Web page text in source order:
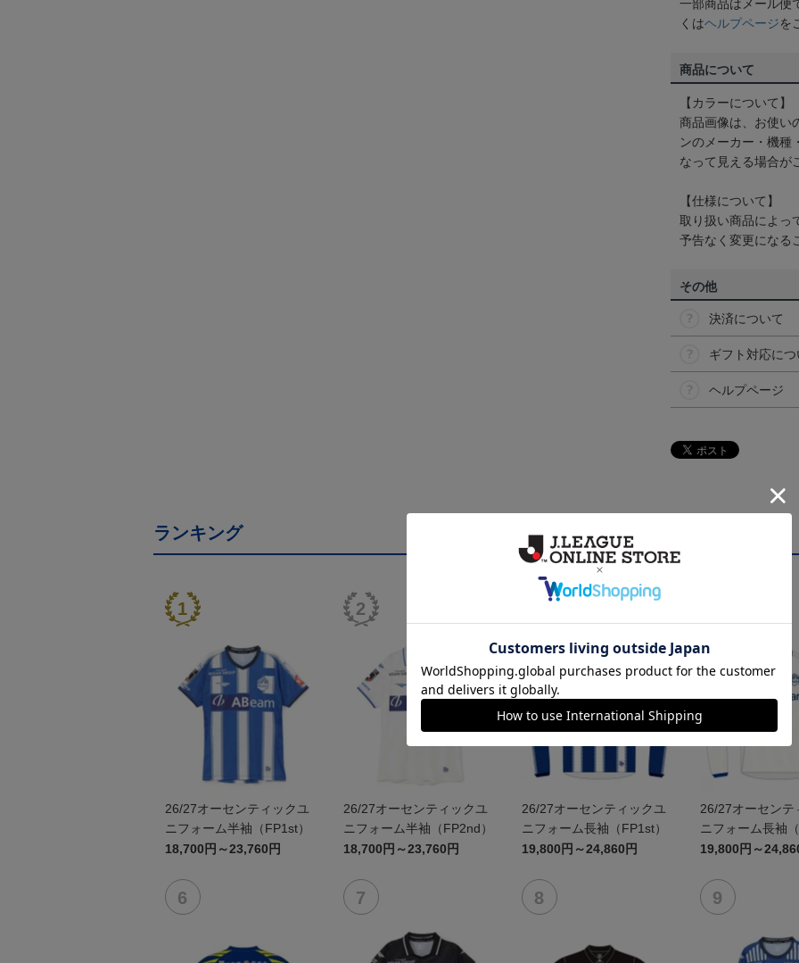
一部商品はメール便
くはヘルプページを
商品について
【カラーについて】
商品画像は、お使い
ンのメーカー・機種
なって見える場合が
【仕様について】
取り扱い商品によっ
予告なく変更になる
その他
決済について
ギフト対応に
ヘルプページ
ランキング
26/27オーセンティックユ
ニフォーム半袖（FP1st）
18,700円～23,760円
26/27オーセンティックユ
ニフォーム半袖（FP2nd）
18,700円～23,760円
26/27オーセンティックユ
ニフォーム長袖（FP1st）
19,800円～24,860円
26/27オーセンテ
ニフォーム長袖
19,800円～